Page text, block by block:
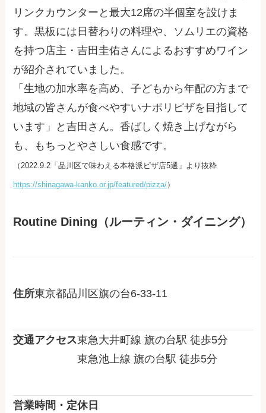
リンクカウンターと最大12席の半個室を設けま
す。黒板には日替わりの料理や、ソムリエの資格
を持つ店主・吉田圭佑さんによるおすすめワイン
が紹介されていました。
「生地の加水率を高め、子どもから年配の方まで
地域の皆さんが食べやすいナポリピザを目指して
います」と吉田さん。香ばしく焼き上げながら
も、もちっとやさしい食感です。
（2022.9.2「品川区で味わえる本格派ピザ店5選」より抜粋
https://shinagawa-kanko.or.jp/featured/pizza/）
Routine Dining（ルーティン・ダイニング）
住所東京都品川区旗の台6-33-11
交通アクセス東急大井町線 旗の台駅 徒歩5分
東急池上線 旗の台駅 徒歩5分
営業時間・定休日